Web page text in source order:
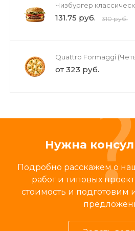
Чизбургер
131.75 руб. 310 руб.
Quattro Formaggi
от 323 руб.
Нужна
Подробно расскажем о
работ и типовых
стоимость и подготовим